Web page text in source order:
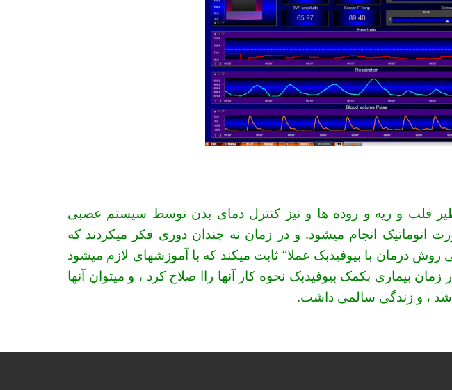
قلب و ریه و روده ها و نیز کنترل دمای بدن توسط سیستم عصبی
اتوماتیک انجام میشود. و در زمان نه چندان دوری فکر میکردند که
روش درمان با بیوفیدبک عملا” ثابت میکند که با آموزشهای لازم میشود
زمان بیماری بکمک بیوفیدبک نحوه کار آنها راا صلاح کرد ، و میتوان آنها
شد ، و زندگی سالمی داشت.